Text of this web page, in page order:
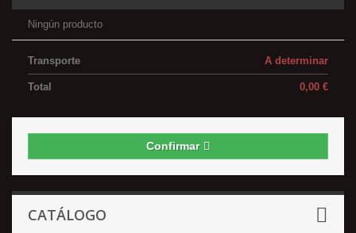
Ningún producto
A determinar
Transporte
0,00 €
Total
Confirmar
CATÁLOGO